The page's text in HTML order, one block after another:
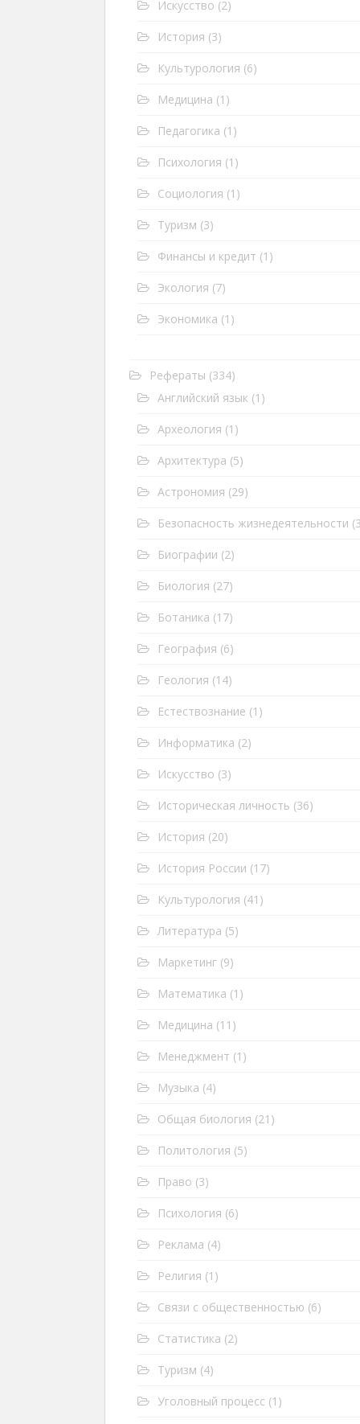
Искусство (2)
История (3)
Культурология (6)
Медицина (1)
Педагогика (1)
Психология (1)
Социология (1)
Туризм (3)
Финансы и кредит (1)
Экология (7)
Экономика (1)
Рефераты (334)
Английский язык (1)
Археология (1)
Архитектура (5)
Астрономия (29)
Безопасность жизнедеятельности
Биографии (2)
Биология (27)
Ботаника (17)
География (6)
Геология (14)
Естествознание (1)
Информатика (2)
Искусство (3)
Историческая личность (36)
История (20)
История России (17)
Культурология (41)
Литература (5)
Маркетинг (9)
Математика (1)
Медицина (11)
Менеджмент (1)
Музыка (4)
Общая биология (21)
Политология (5)
Право (3)
Психология (6)
Реклама (4)
Религия (1)
Связи с общественностью (6)
Статистика (2)
Туризм (4)
Уголовный процесс (1)